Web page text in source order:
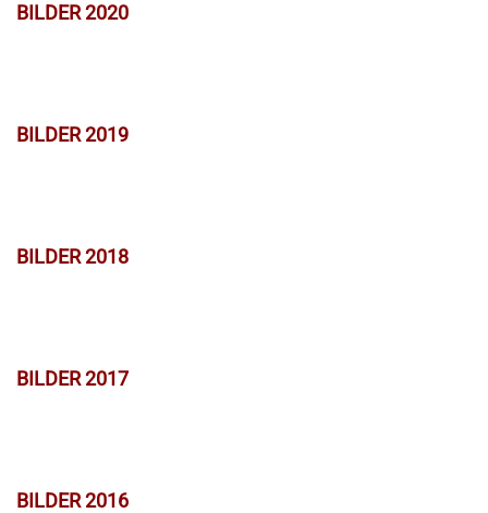
BILDER 2020
BILDER 2019
BILDER 2018
BILDER 2017
BILDER 2016